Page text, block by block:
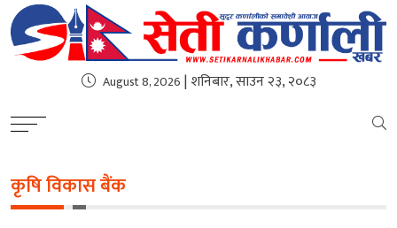
August 8, 2026 | शनिबार, साउन २३, २०८३
कृषि विकास बैंक